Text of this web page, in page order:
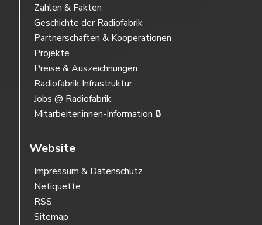
Zahlen & Fakten
Geschichte der Radiofabrik
Partnerschaften & Kooperationen
Projekte
Preise & Auszeichnungen
Radiofabrik Infrastruktur
Jobs @ Radiofabrik
Mitarbeiter:innen-Information 🔒
Website
Impressum & Datenschutz
Netiquette
RSS
Sitemap